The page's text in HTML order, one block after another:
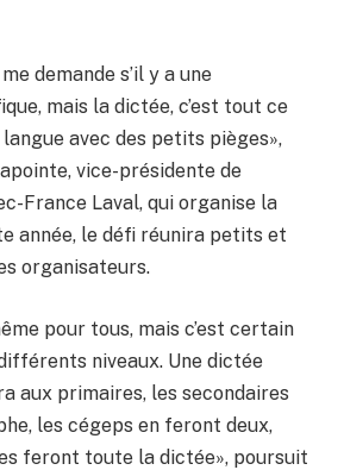
demande s’il y a une
mais la dictée, c’est tout ce
langue avec des petits pièges»,
vice-présidente de
France Laval, qui organise la
année, le défi réunira petits et
organisateurs.
pour tous, mais c’est certain
différents niveaux. Une dictée
aux primaires, les secondaires
les cégeps en feront deux,
feront toute la dictée», poursuit